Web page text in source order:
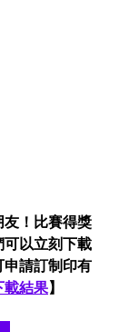
！比賽得獎
以立刻下載
請訂制印有
載結果】